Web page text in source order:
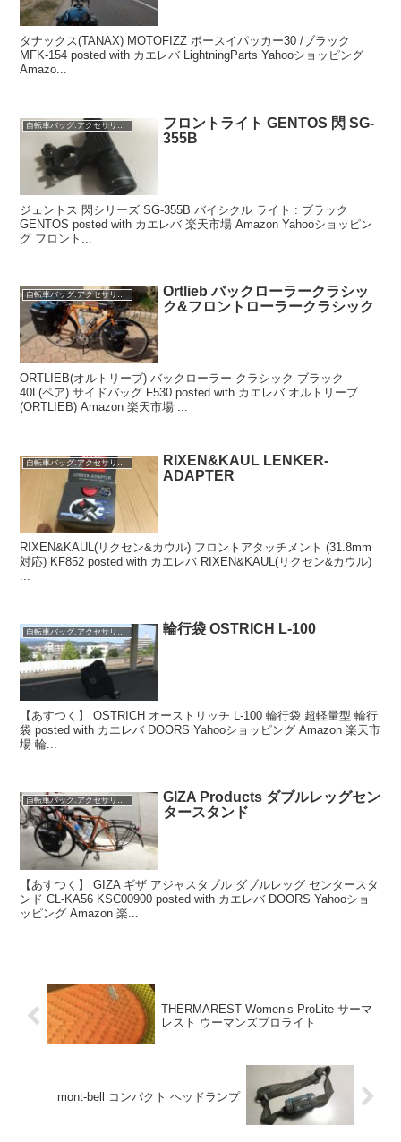
タナックス(TANAX) MOTOFIZZ ボースイパッカー30 /ブラック
MFK-154 posted with カエレバ LightningParts Yahooショッピング
Amazo...
自転車バッグ.アクセサリー類
フロントライト GENTOS 閃 SG-
355B
ジェントス 閃シリーズ SG-355B バイシクル ライト : ブラック
GENTOS posted with カエレバ 楽天市場 Amazon Yahooショッピン
グ フロント...
Ortlieb バックローラークラシッ
ク&フロントローラークラシック
ORTLIEB(オルトリーブ) バックローラー クラシック ブラック
40L(ペア) サイドバッグ F530 posted with カエレバ オルトリーブ
(ORTLIEB) Amazon 楽天市場 ...
自転車バッグ.アクセサリー類
RIXEN&KAUL LENKER-
ADAPTER
RIXEN&KAUL(リクセン&カウル) フロントアタッチメント (31.8mm
対応) KF852 posted with カエレバ RIXEN&KAUL(リクセン&カウル)
輪行袋 OSTRICH L-100
【あすつく】 OSTRICH オーストリッチ L-100 輪行袋 超軽量型 輪行
袋 posted with カエレバ DOORS Yahooショッピング Amazon 楽天市
場 輪...
自転車バッグ.アクセサリー類
GIZA Products ダブルレッグセン
タースタンド
【あすつく】 GIZA ギザ アジャスタブル ダブルレッグ センタースタ
ンド CL-KA56 KSC00900 posted with カエレバ DOORS Yahooショ
ッピング Amazon 楽...
THERMAREST Women’s ProLite サーマ
レスト ウーマンズプロライト
mont-bell コンパクト ヘッドランプ